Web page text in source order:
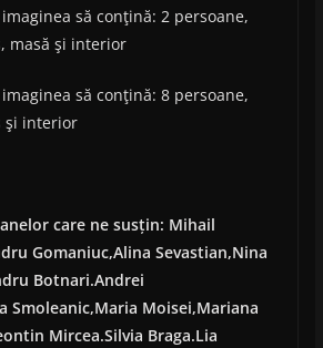
care ne susțin: Mihail
Gomaniuc,Alina Sevastian,Nina
Botnari.Andrei
Smoleanic,Maria Moisei,Mariana
Mircea.Silvia Braga.Lia